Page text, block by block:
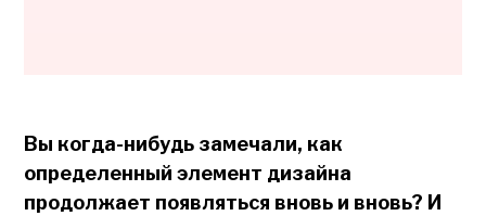
Вы когда-нибудь замечали, как
определенный элемент дизайна
продолжает появляться вновь и вновь? И